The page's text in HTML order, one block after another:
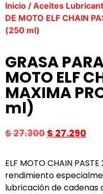
Inicio / Aceites
DE MOTO ELF CHAIN
(250 ml)
GRASA
MOTO ELF
MAXIMA
ml)
$27.300 $ 27.290
ELF MOTO CHAIN
rendimiento
lubricación de cadenas